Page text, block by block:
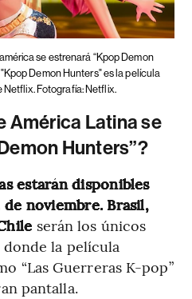
se estrenará “Kpop Demon
"Kpop Demon Hunters" es la película
Netflix. Fotografía: Netflix.
América Latina se
Hunters”?
estarán disponibles
noviembre. Brasil,
serán los únicos
la película
“Las Guerreras K-pop”
pantalla.